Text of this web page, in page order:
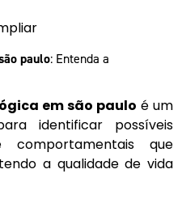
paulo: Entenda a
em são paulo é um
identificar possíveis
comportamentais que
a qualidade de vida